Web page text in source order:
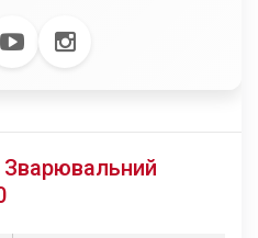
Зварювальний